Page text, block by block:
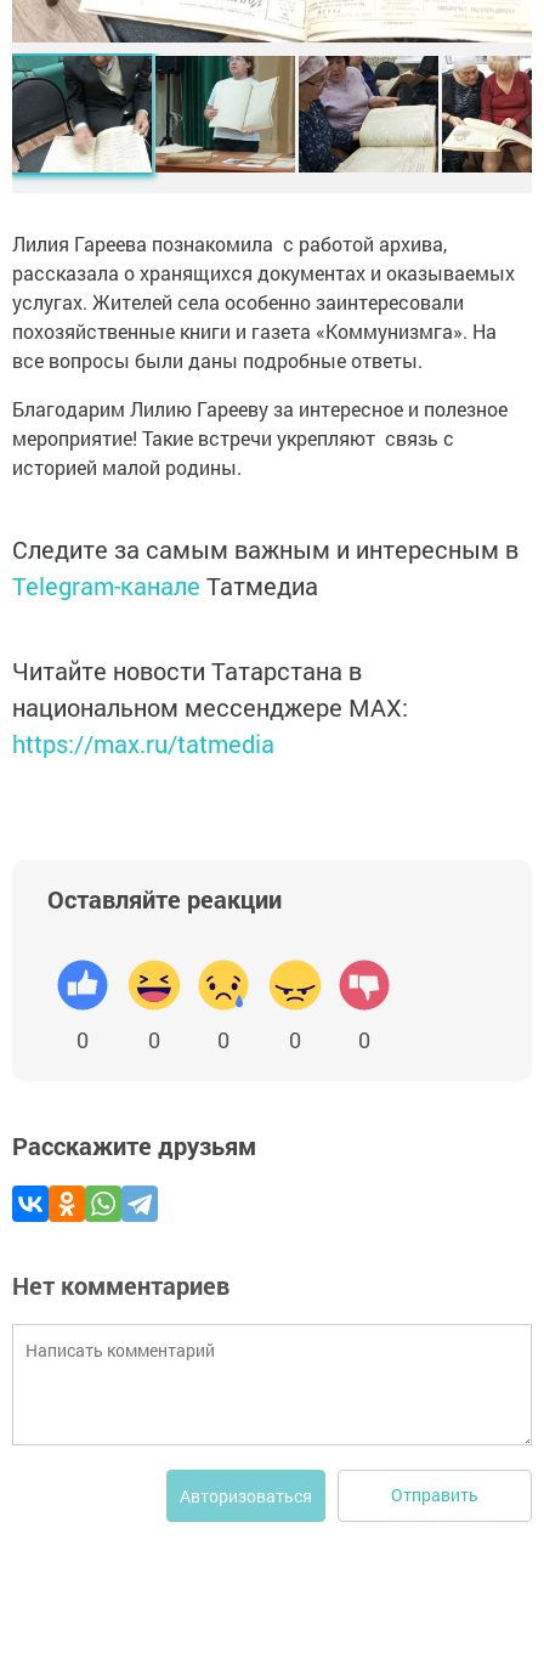
Лилия Гареева познакомила с работой архива,
рассказала о хранящихся документах и оказываемых
услугах. Жителей села особенно заинтересовали
похозяйственные книги и газета «Коммунизмга». На
все вопросы были даны подробные ответы.
Благодарим Лилию Гарееву за интересное и полезное
мероприятие! Такие встречи укрепляют связь с
историей малой родины.
Следите за самым важным и интересным в
Telegram-канале Татмедиа
Читайте новости Татарстана в
национальном мессенджере MАХ:
https://max.ru/tatmedia
Оставляйте реакции
0 0 0 0 0
Расскажите друзьям
Нет комментариев
Авторизоваться Отправить